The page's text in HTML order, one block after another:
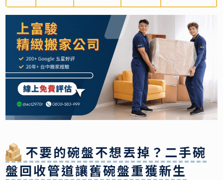
不要的碗盤不想丟掉？二手碗
盤回收管道讓舊碗盤重獲新生